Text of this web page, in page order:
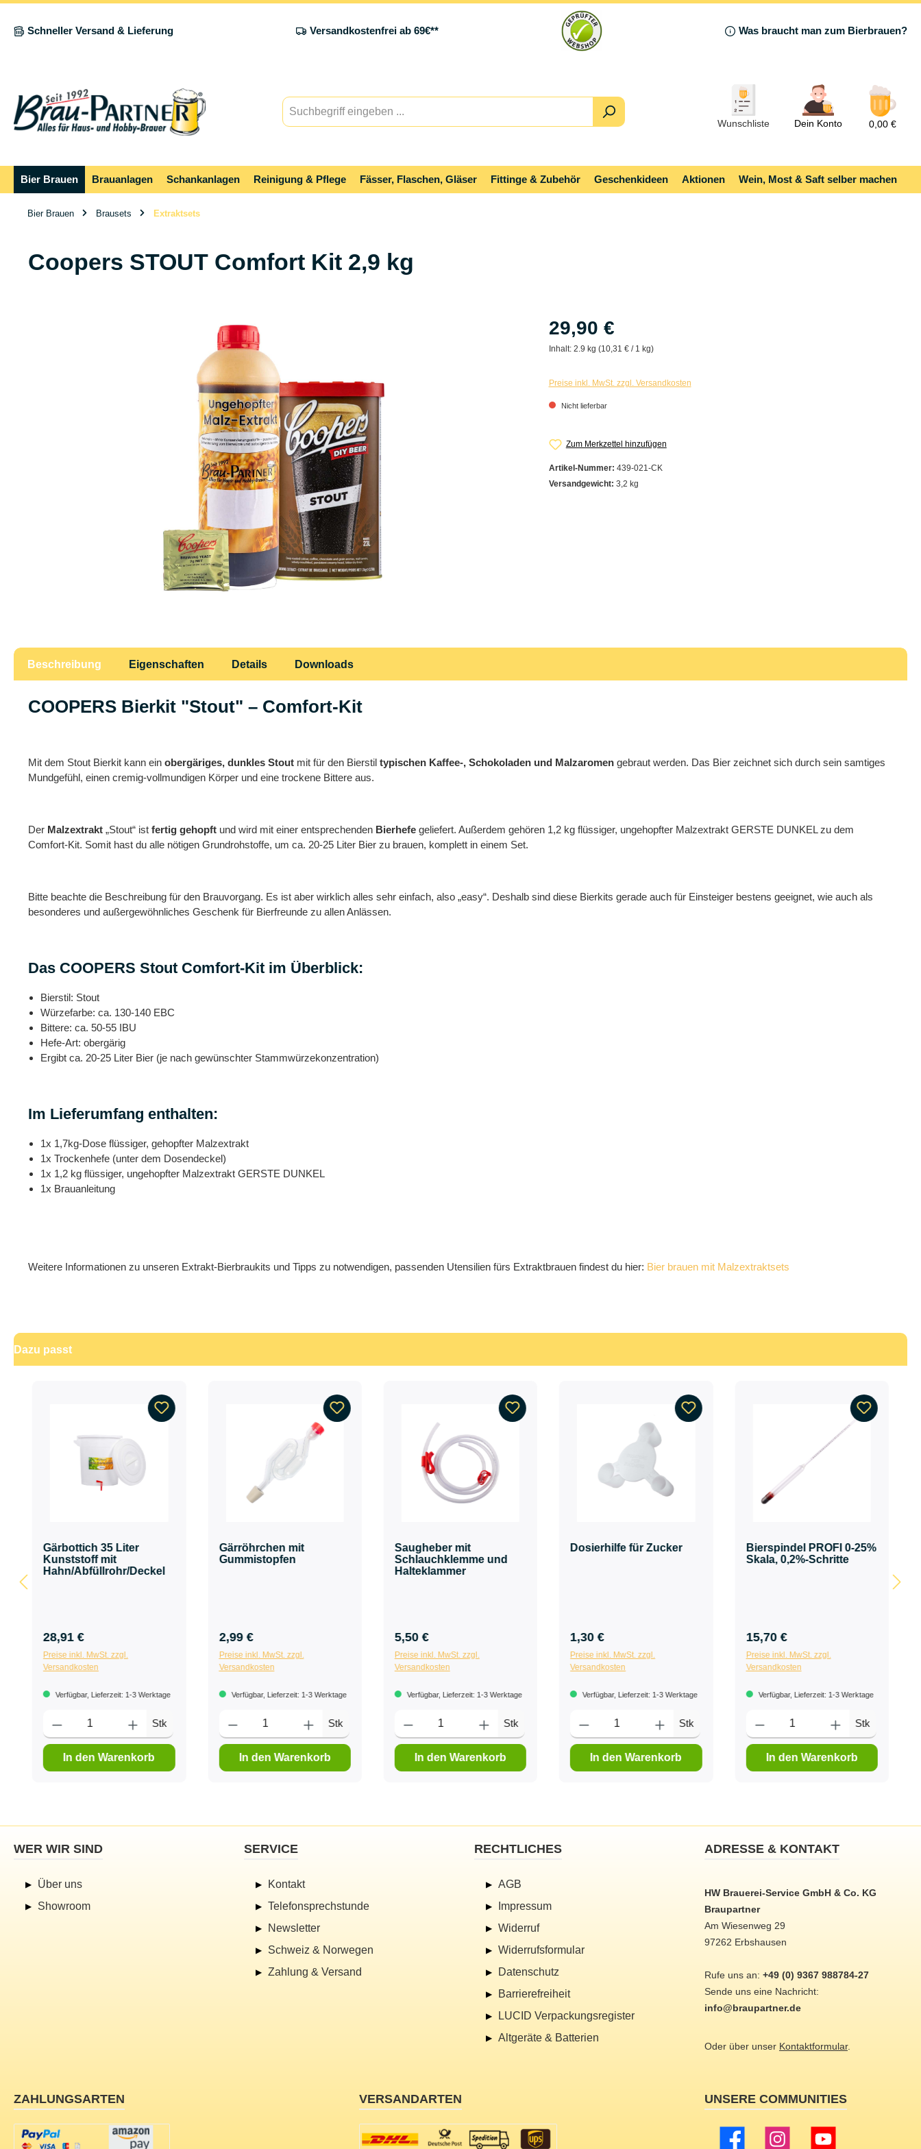
Schneller Versand & Lieferung
Versandkostenfrei ab 69€** Was braucht man zum Bierbrauen?
Wunschliste Dein Konto 0,00 €
Bier Brauen Brauanlagen Schankanlagen Reinigung & Pflege Fässer, Flaschen, Gläser Fittinge & Zubehör Geschenkideen Aktionen Wein, Most & Saft selber machen
Bier Brauen Brausets Extraktsets
Coopers STOUT Comfort Kit 2,9 kg
29,90 €
Inhalt: 2.9 kg (10,31 € / 1 kg)
Preise inkl. MwSt. zzgl. Versandkosten
Nicht lieferbar
Zum Merkzettel hinzufügen
Artikel-Nummer: 439-021-CK
Versandgewicht: 3,2 kg
Beschreibung Eigenschaften Details Downloads
COOPERS Bierkit "Stout" – Comfort-Kit
Mit dem Stout Bierkit kann ein obergäriges, dunkles Stout mit für den Bierstil typischen Kaffee-, Schokoladen und Malzaromen gebraut werden. Das Bier zeichnet sich durch sein samtiges
Mundgefühl, einen cremig-vollmundigen Körper und eine trockene Bittere aus.
Der Malzextrakt „Stout“ ist fertig gehopft und wird mit einer entsprechenden Bierhefe geliefert. Außerdem gehören 1,2 kg flüssiger, ungehopfter Malzextrakt GERSTE DUNKEL zu dem
Comfort-Kit. Somit hast du alle nötigen Grundrohstoffe, um ca. 20-25 Liter Bier zu brauen, komplett in einem Set.
Bitte beachte die Beschreibung für den Brauvorgang. Es ist aber wirklich alles sehr einfach, also „easy“. Deshalb sind diese Bierkits gerade auch für Einsteiger bestens geeignet, wie auch als
besonderes und außergewöhnliches Geschenk für Bierfreunde zu allen Anlässen.
Das COOPERS Stout Comfort-Kit im Überblick:
Bierstil: Stout
Würzefarbe: ca. 130-140 EBC
Bittere: ca. 50-55 IBU
Hefe-Art: obergärig
Ergibt ca. 20-25 Liter Bier (je nach gewünschter Stammwürzekonzentration)
Im Lieferumfang enthalten:
1x 1,7kg-Dose flüssiger, gehopfter Malzextrakt
1x Trockenhefe (unter dem Dosendeckel)
1x 1,2 kg flüssiger, ungehopfter Malzextrakt GERSTE DUNKEL
1x Brauanleitung
Weitere Informationen zu unseren Extrakt-Bierbraukits und Tipps zu notwendigen, passenden Utensilien fürs Extraktbrauen findest du hier: Bier brauen mit Malzextraktsets
Dazu passt
Gärbottich 35 Liter
Kunststoff mit
Hahn/Abfüllrohr/Deckel
28,91 €
Preise inkl. MwSt. zzgl.
Versandkosten
Verfügbar, Lieferzeit: 1-3 Werktage
Stk
In den Warenkorb
Gärröhrchen mit
Gummistopfen
2,99 €
Preise inkl. MwSt. zzgl.
Versandkosten
Verfügbar, Lieferzeit: 1-3 Werktage
Stk
In den Warenkorb
Saugheber mit
Schlauchklemme und
Halteklammer
5,50 €
Preise inkl. MwSt. zzgl.
Versandkosten
Verfügbar, Lieferzeit: 1-3 Werktage
Stk
In den Warenkorb
Dosierhilfe für Zucker
1,30 €
Preise inkl. MwSt. zzgl.
Versandkosten
Verfügbar, Lieferzeit: 1-3 Werktage
Stk
In den Warenkorb
Bierspindel PROFI 0-25%
Skala, 0,2%-Schritte
15,70 €
Preise inkl. MwSt. zzgl.
Versandkosten
Verfügbar, Lieferzeit: 1-3 Werktage
Stk
In den Warenkorb
ADRESSE & KONTAKT
HW Brauerei-Service GmbH & Co. KG
Braupartner
Am Wiesenweg 29
97262 Erbshausen
Rufe uns an: +49 (0) 9367 988784-27
Sende uns eine Nachricht:
info@braupartner.de
Oder über unser Kontaktformular.
WER WIR SIND
Über uns
Showroom
SERVICE
Kontakt
Telefonsprechstunde
Newsletter
Schweiz & Norwegen
Zahlung & Versand
RECHTLICHES
AGB
Impressum
Widerruf
Widerrufsformular
Datenschutz
Barrierefreiheit
LUCID Verpackungsregister
Altgeräte & Batterien
ZAHLUNGSARTEN VERSANDARTEN UNSERE COMMUNITIES
Facebook Instagram YouTube